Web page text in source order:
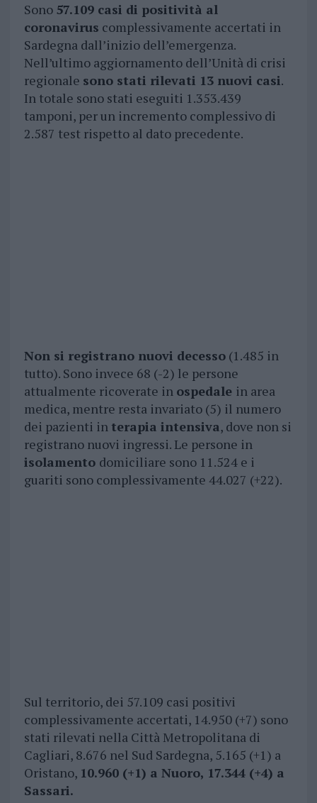
Sono 57.109 casi di positività al
coronavirus complessivamente accertati in
Sardegna dall’inizio dell’emergenza.
Nell’ultimo aggiornamento dell’Unità di crisi
regionale sono stati rilevati 13 nuovi casi.
In totale sono stati eseguiti 1.353.439
tamponi, per un incremento complessivo di
2.587 test rispetto al dato precedente.
Non si registrano nuovi decesso(1.485 in
tutto). Sono invece 68 (-2) le persone
attualmente ricoverate in ospedale in area
medica, mentre resta invariato (5) il numero
dei pazienti in terapia intensiva, dove non si
registrano nuovi ingressi. Le persone in
isolamento domiciliare sono 11.524 e i
guariti sono complessivamente 44.027 (+22).
Sul territorio, dei 57.109 casi positivi
complessivamente accertati, 14.950 (+7) sono
stati rilevati nella Città Metropolitana di
Cagliari, 8.676 nel Sud Sardegna, 5.165 (+1) a
Oristano, 10.960 (+1) a Nuoro, 17.344 (+4) a
Sassari.